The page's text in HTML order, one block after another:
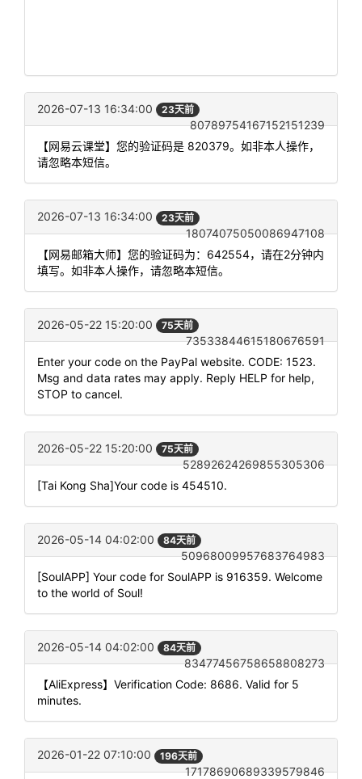
2026-07-13 16:34:00 23天前
80789754167152151239
【网易云课堂】您的验证码是 820379。如非本人操作，
请忽略本短信。
2026-07-13 16:34:00 23天前
18074075050086947108
【网易邮箱大师】您的验证码为：642554，请在2分钟内
填写。如非本人操作，请忽略本短信。
2026-05-22 15:20:00 75天前
73533844615180676591
Enter your code on the PayPal website. CODE: 1523.
Msg and data rates may apply. Reply HELP for help,
STOP to cancel.
2026-05-22 15:20:00 75天前
52892624269855305306
[Tai Kong Sha]Your code is 454510.
2026-05-14 04:02:00 84天前
50968009957683764983
[SoulAPP] Your code for SoulAPP is 916359. Welcome
to the world of Soul!
2026-05-14 04:02:00 84天前
83477456758658808273
【AliExpress】Verification Code: 8686. Valid for 5
minutes.
2026-01-22 07:10:00 196天前
17178690689339579846